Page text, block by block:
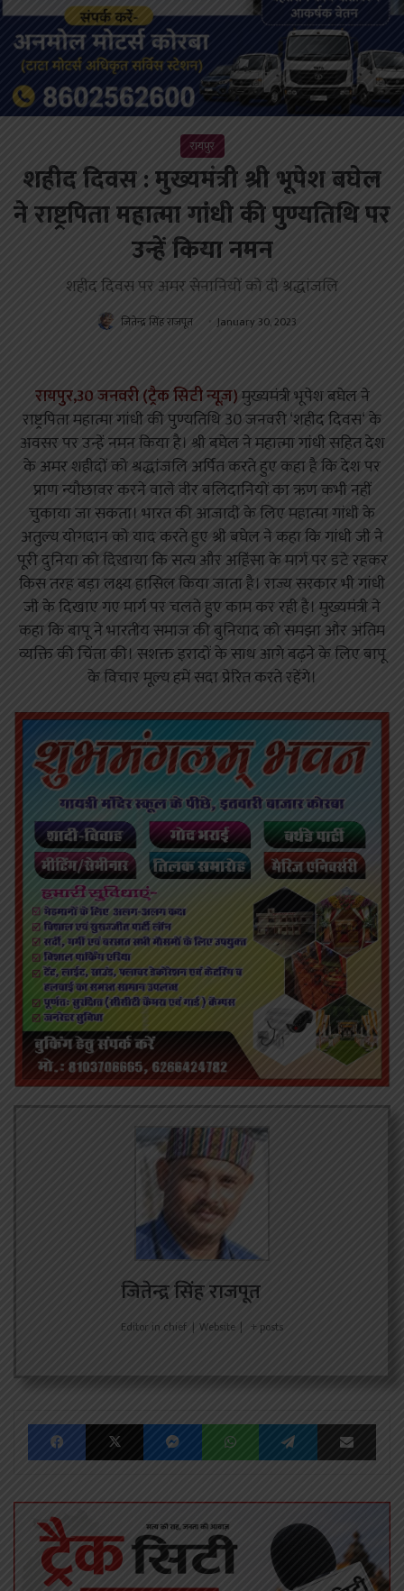
रायपुर
शहीद दिवस : मुख्यमंत्री श्री भूपेश बघेल
ने राष्ट्रपिता महात्मा गांधी की पुण्यतिथि पर
उन्हें किया नमन
शहीद दिवस पर अमर सेनानियों को दी श्रद्धांजलि
जितेन्द्र सिंह राजपूत January 30, 2023
रायपुर,30 जनवरी (ट्रैक सिटी न्यूज़)मुख्यमंत्री भूपेश बघेल ने
राष्ट्रपिता महात्मा गांधी की पुण्यतिथि 30 जनवरी ‘शहीद दिवस‘ के
अवसर पर उन्हें नमन किया है। श्री बघेल ने महात्मा गांधी सहित देश
के अमर शहीदों को श्रद्धांजलि अर्पित करते हुए कहा है कि देश पर
प्राण न्यौछावर करने वाले वीर बलिदानियों का ऋण कभी नहीं
चुकाया जा सकता। भारत की आजादी के लिए महात्मा गांधी के
अतुल्य योगदान को याद करते हुए श्री बघेल ने कहा कि गांधी जी ने
पूरी दुनिया को दिखाया कि सत्य और अहिंसा के मार्ग पर डटे रहकर
किस तरह बड़ा लक्ष्य हासिल किया जाता है। राज्य सरकार भी गांधी
जी के दिखाए गए मार्ग पर चलते हुए काम कर रही है। मुख्यमंत्री ने
कहा कि बापू ने भारतीय समाज की बुनियाद को समझा और अंतिम
व्यक्ति की चिंता की। सशक्त इरादों के साथ आगे बढ़ने के लिए बापू
के विचार मूल्य हमें सदा प्रेरित करते रहेंगे।
जितेन्द्र सिंह राजपूत
Editor in chief | Website | + posts
FacebookX MessengerWhatsAppTelegram Share via Email